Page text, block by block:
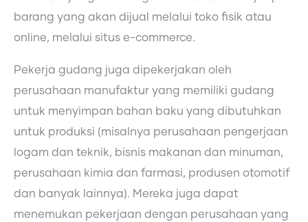
barang yang akan dijual melalui toko fisik atau
online, melalui situs e-commerce.
Pekerja gudang juga dipekerjakan oleh
perusahaan manufaktur yang memiliki gudang
untuk menyimpan bahan baku yang dibutuhkan
untuk produksi (misalnya perusahaan pengerjaan
logam dan teknik, bisnis makanan dan minuman,
perusahaan kimia dan farmasi, produsen otomotif
dan banyak lainnya). Mereka juga dapat
menemukan pekerjaan dengan perusahaan yang